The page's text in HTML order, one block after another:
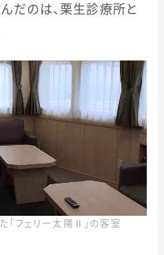
だのは、栗生診療所と
「フェリー太陽Ⅱ」の客室